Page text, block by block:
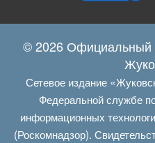
© 2026 Официальный
Сетевое издание
Федеральной службе
информационных
(Роскомнадзор).